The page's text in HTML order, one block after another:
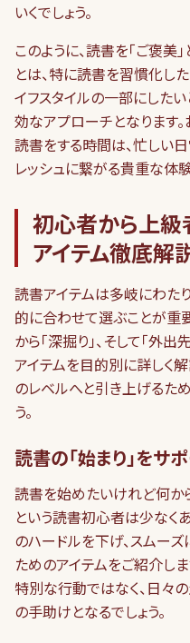
いくでしょう。
このように、読書を「ご褒美
とは、特に読書を習慣化し
イフスタイルの一部にした
効なアプローチとなります
読書をする時間は、忙しい
レッシュに繋がる貴重な体
初心者から上級
アイテム徹底解
読書アイテムは多岐にわた
的に合わせて選ぶことが重要
から「深掘り」、そして「外
アイテムを目的別に詳しく
のレベルへと引き上げるた
う。
読書の「始まり」をサ
読書を始めたいけれど何か
という読書初心者は少なく
のハードルを下げ、スムー
ためのアイテムをご紹介し
特別な行動ではなく、日々
の手助けとなるでしょう。